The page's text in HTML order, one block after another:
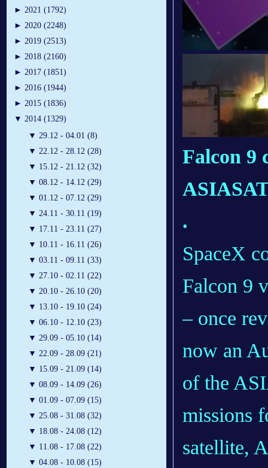
► 2021 (1792)
► 2020 (2248)
► 2019 (2513)
► 2018 (2160)
► 2017 (1851)
► 2016 (1944)
► 2015 (1836)
▼ 2014 (1329)
▼ 29.12 - 04.01 (8)
▼ 22.12 - 28.12 (28)
▼ 15.12 - 21.12 (32)
▼ 08.12 - 14.12 (29)
▼ 01.12 - 07.12 (29)
▼ 24.11 - 30.11 (19)
▼ 17.11 - 23.11 (27)
▼ 10.11 - 16.11 (26)
▼ 03.11 - 09.11 (33)
▼ 27.10 - 02.11 (22)
▼ 20.10 - 26.10 (20)
▼ 13.10 - 19.10 (24)
▼ 06.10 - 12.10 (23)
▼ 29.09 - 05.10 (14)
▼ 22.09 - 28.09 (21)
▼ 15.09 - 21.09 (14)
▼ 08.09 - 14.09 (26)
▼ 01.09 - 07.09 (15)
▼ 25.08 - 31.08 (32)
▼ 18.08 - 24.08 (12)
▼ 11.08 - 17.08 (22)
▼ 04.08 - 10.08 (15)
Falcon 9
.
SpaceX
Falcon 9
– once
now an
of the
missions
satellite,